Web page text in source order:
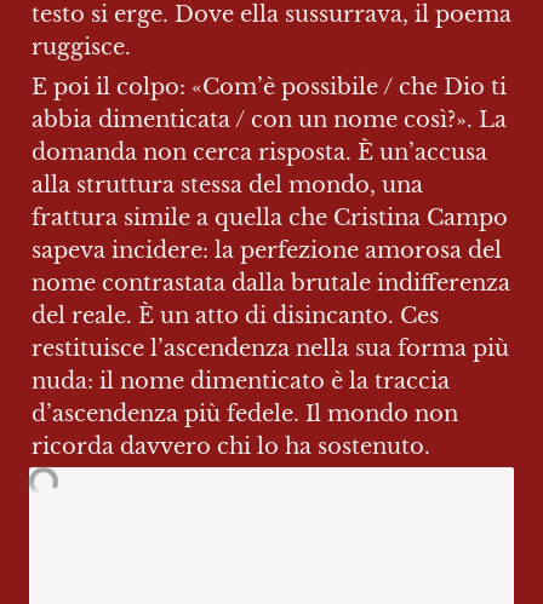
testo si erge. Dove ella sussurrava, il poema
ruggisce.
E poi il colpo: «Com’è possibile / che Dio ti
abbia dimenticata / con un nome così?». La
domanda non cerca risposta. È un’accusa
alla struttura stessa del mondo, una
frattura simile a quella che Cristina Campo
sapeva incidere: la perfezione amorosa del
nome contrastata dalla brutale indifferenza
del reale. È un atto di disincanto. Ces
restituisce l’ascendenza nella sua forma più
nuda: il nome dimenticato è la traccia
d’ascendenza più fedele. Il mondo non